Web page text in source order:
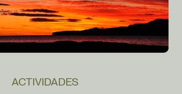
ACTIVIDADES